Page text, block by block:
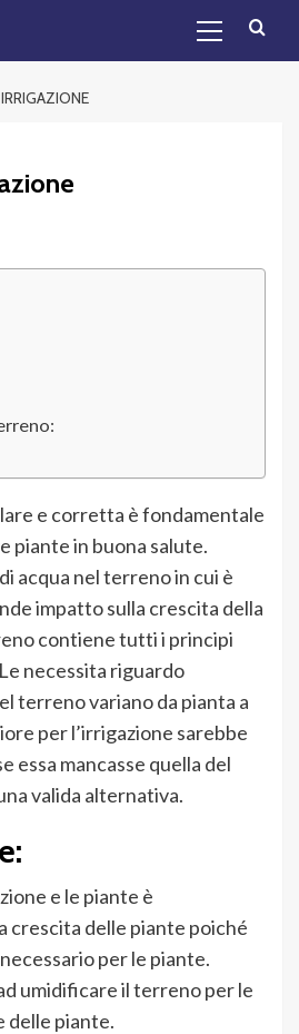
Menu
e corretta è fondamentale
piante in buona salute.
acqua nel terreno in cui è
impatto sulla crescita della
contiene tutti i principi
necessita riguardo
terreno variano da pianta a
per l’irrigazione sarebbe
essa mancasse quella del
valida alternativa.
e le piante è
crescita delle piante poiché
per le piante.
umidificare il terreno per le
delle piante.